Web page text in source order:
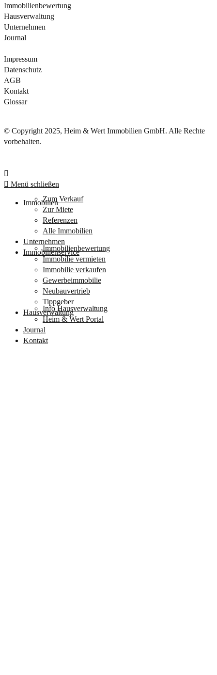
Immobilienbewertung
Hausverwaltung
Unternehmen
Journal
Impressum
Datenschutz
AGB
Kontakt
Glossar
© Copyright 2025, Heim & Wert Immobilien GmbH. Alle Rechte
vorbehalten.
Menü schließen
ImmobilienZum Verkauf
Zur Miete
Referenzen
Alle Immobilien
Unternehmen
Immobilienservice
Immobilienbewertung
Immobilie vermieten
Immobilie verkaufen
Gewerbeimmobilie
Neubauvertrieb
Tippgeber
Hausverwaltung
Info Hausverwaltung
Heim & Wert Portal
Journal
Kontakt